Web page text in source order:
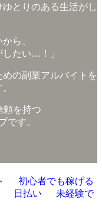
ゆとりのある生活がし
ら、
たい…！」
の副業アルバイトを
頼を持つ
です。
初心者でも稼げる
日払い
未経験で